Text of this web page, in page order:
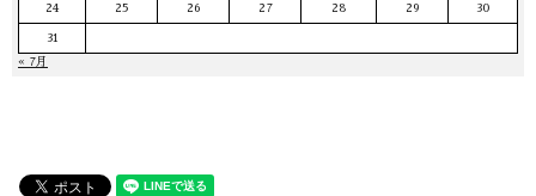
24 25 26 27 28 29 30
31
« 7月